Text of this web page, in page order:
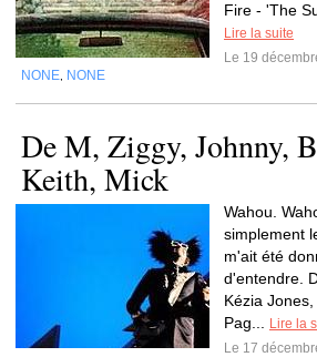
Fire - 'The
Lire la suite
Le 19
NONE NONE
De M, Ziggy, Johnny,
Keith, Mick
Wahou.
simplement
m'ait été
d'entendre.
Kézia
Pag...
Lire la
Le 17